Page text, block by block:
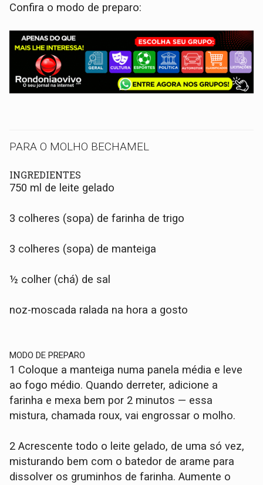
Confira o modo de preparo:
PARA O MOLHO BECHAMEL
INGREDIENTES
750 ml de leite gelado
3 colheres (sopa) de farinha de trigo
3 colheres (sopa) de manteiga
½ colher (chá) de sal
noz-moscada ralada na hora a gosto
MODO DE PREPARO
1 Coloque a manteiga numa panela média e leve
ao fogo médio. Quando derreter, adicione a
farinha e mexa bem por 2 minutos — essa
mistura, chamada roux, vai engrossar o molho.
2 Acrescente todo o leite gelado, de uma só vez,
misturando bem com o batedor de arame para
dissolver os gruminhos de farinha. Aumente o